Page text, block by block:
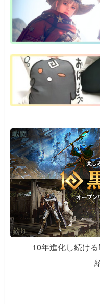
e
n
a
e c
b
o
o
k
10年進化し続ける